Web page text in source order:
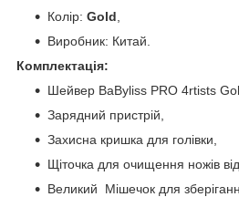
Колір: Gold
Виробник: Китай.
Комплектація:
Шейвер BaByliss PRO 4rtists
Зарядний пристрій,
Захисна кришка для голівки,
Щіточка для очищення ножів
Великий Мішечок для